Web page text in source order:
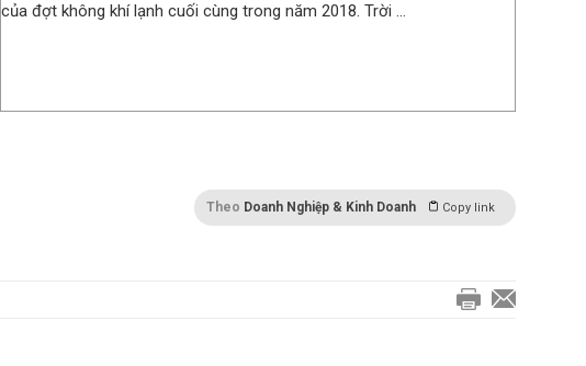
của đợt không khí lạnh cuối cùng trong năm 2018. Trời ...
Theo Doanh Nghiệp & Kinh Doanh Copy link